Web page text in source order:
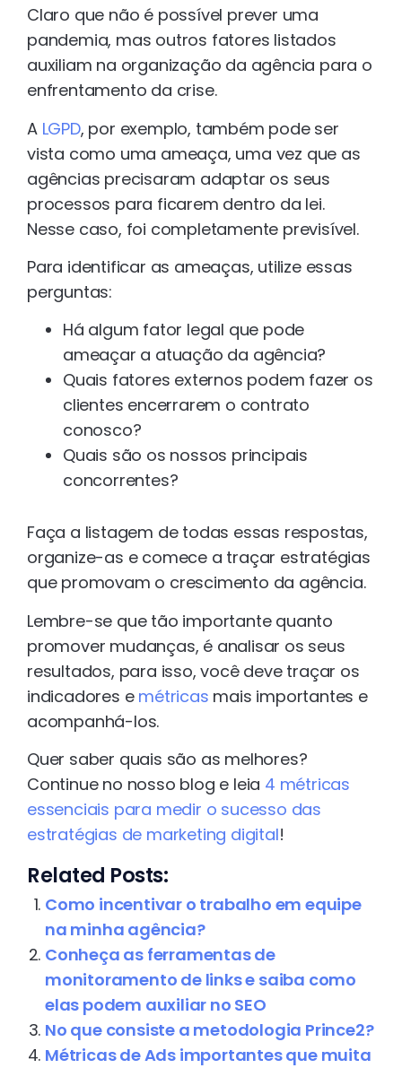
Claro que não é possível prever uma
pandemia, mas outros fatores listados
auxiliam na organização da agência para o
enfrentamento da crise.
A LGPD, por exemplo, também pode ser
vista como uma ameaça, uma vez que as
agências precisaram adaptar os seus
processos para ficarem dentro da lei.
Nesse caso, foi completamente previsível.
Para identificar as ameaças, utilize essas
perguntas:
Há algum fator legal que pode
ameaçar a atuação da agência?
Quais fatores externos podem fazer os
clientes encerrarem o contrato
conosco?
Quais são os nossos principais
concorrentes?
Faça a listagem de todas essas respostas,
organize-as e comece a traçar estratégias
que promovam o crescimento da agência.
Lembre-se que tão importante quanto
promover mudanças, é analisar os seus
resultados, para isso, você deve traçar os
indicadores e métricas mais importantes e
acompanhá-los.
Quer saber quais são as melhores?
Continue no nosso blog e leia 4 métricas
essenciais para medir o sucesso das
estratégias de marketing digital!
Related Posts:
Como incentivar o trabalho em equipe
na minha agência?
Conheça as ferramentas de
monitoramento de links e saiba como
elas podem auxiliar no SEO
No que consiste a metodologia Prince2?
Métricas de Ads importantes que muita